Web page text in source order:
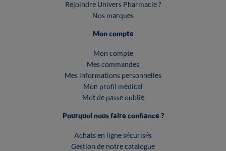
Rejoindre Univers Pharmacie ?
Nos marques
Mon compte
Mon compte
Mes commandes
Mes informations personnelles
Mon profil médical
Mot de passe oublié
Pourquoi nous faire confiance ?
Achats en ligne sécurisés
Gestion de notre catalogue